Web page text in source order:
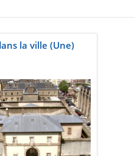
la ville (Une)